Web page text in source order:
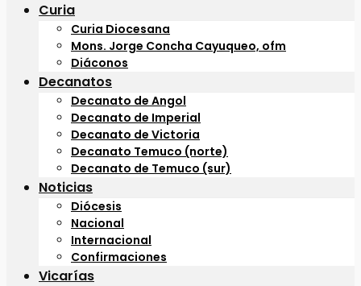
Curia
Curia Diocesana
Mons. Jorge Concha Cayuqueo, ofm
Diáconos
Decanatos
Decanato de Angol
Decanato de Imperial
Decanato de Victoria
Decanato Temuco (norte)
Decanato de Temuco (sur)
Noticias
Diócesis
Nacional
Internacional
Confirmaciones
Vicarías